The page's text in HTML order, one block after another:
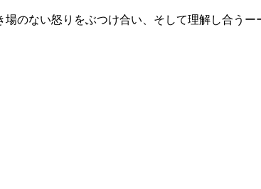
のない怒りをぶつけ合い、そして理解し合う